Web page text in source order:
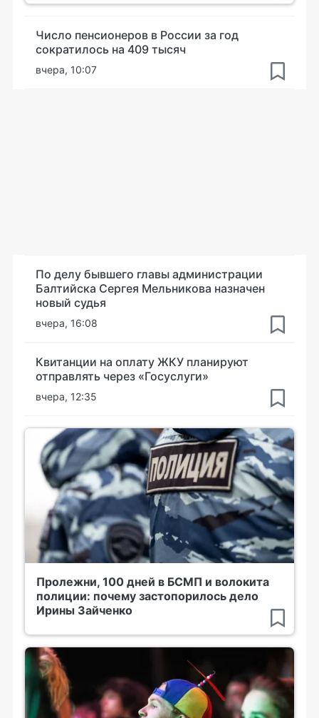
Число пенсионеров в России за год
сократилось на 409 тысяч
вчера, 10:07
По делу бывшего главы администрации
Балтийска Сергея Мельникова назначен
новый судья
вчера, 16:08
Квитанции на оплату ЖКУ планируют
отправлять через «Госуслуги»
вчера, 12:35
Пролежни, 100 дней в БСМП и волокита
полиции: почему застопорилось дело
Ирины Зайченко